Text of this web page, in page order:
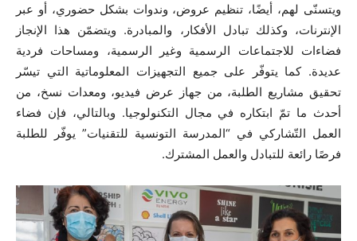
ويتسنّى لهم، أيضًا، تنظيم عروض، وندوات بشكل حضوري، أو عبر
الإنترنات، وكذلك تبادل الأفكار، والمبادرة. ويتضمّن هذا الإنجاز
فضاءات للاجتماعات الرسمية وغير الرسمية، ومساحات فردية
عديدة. كما يتوفّر على جميع التجهيزات المعلوماتية التي تيسّر
تحقيق مشاريع الطلبة، من جهاز عرض فيديو، ومعدات نسخ، من
أحدث ما تمّ ابتكاره في مجال التكنولوجيا. وبالتالي، فإن فضاء
العمل التّشاركي في “المدرسة التونسية للتقنيات” يوفّر للطلبة
فرصًا رائعة للتبادل والعمل المشترك.